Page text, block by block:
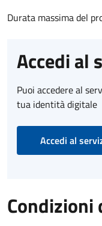
Durata massima del
Accedi al
Puoi accedere al
tua identità digitale
Accedi al
Condizioni